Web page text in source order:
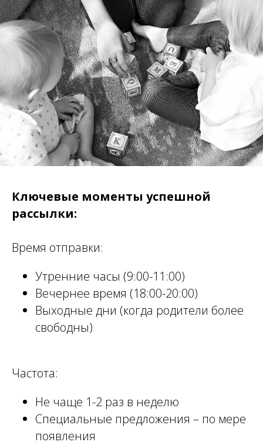
Ключевые моменты успешной
рассылки:
Время отправки:
Утренние часы (9:00-11:00)
Вечернее время (18:00-20:00)
Выходные дни (когда родители более
свободны)
Частота:
Не чаще 1-2 раз в неделю
Специальные предложения – по мере
появления